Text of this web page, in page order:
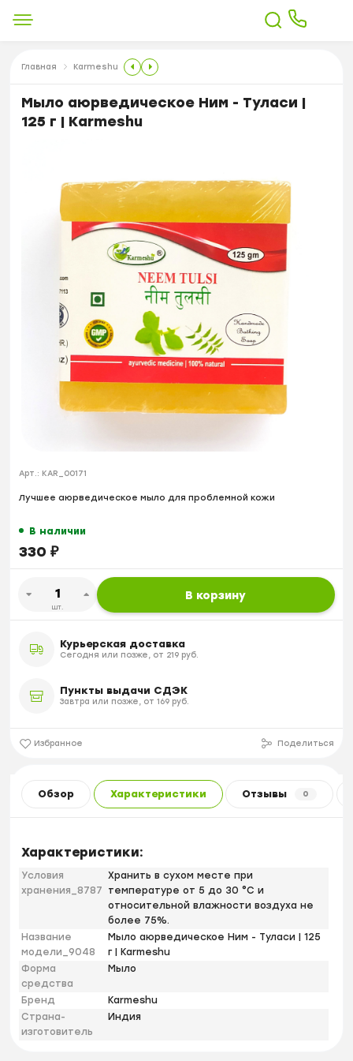
Главная Karmeshu
Мыло аюрведическое Ним - Туласи |
125 г | Karmeshu
Арт.: KAR_00171
Лучшее аюрведическое мыло для проблемной кожи
В наличии
330 ₽
шт.
В корзину
Курьерская доставка
Сегодня или позже, от 219 руб.
Пункты выдачи СДЭК
Завтра или позже, от 169 руб.
Избранное Поделиться
Обзор Характеристики Отзывы 0
Характеристики:
Условия
хранения_8787
Хранить в сухом месте при
температуре от 5 до 30 °С и
относительной влажности воздуха не
более 75%.
Название
модели_9048
Мыло аюрведическое Ним - Туласи | 125
г | Karmeshu
Форма
средства
Мыло
Бренд
Karmeshu
Страна-
изготовитель
Индия